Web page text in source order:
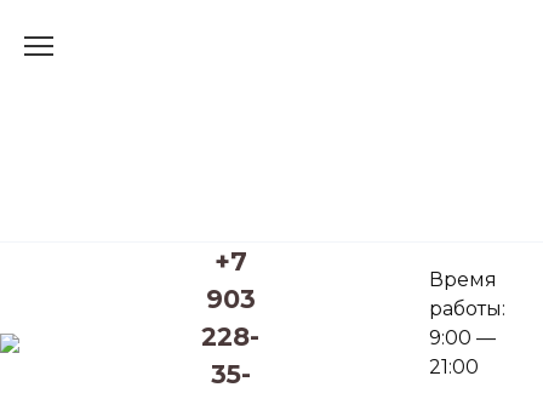
+7
903
228-
35-
Время
работы:
9:00 —
21:00